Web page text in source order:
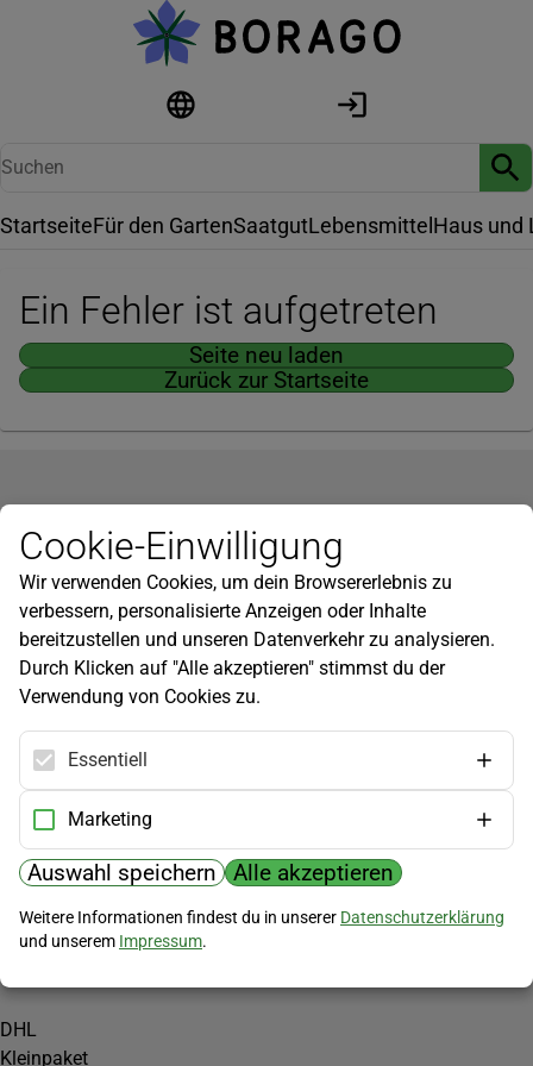
StartseiteFür den GartenSaatgutLebensmittel Haus und
Ein Fehler ist aufgetreten
Seite neu laden
Zurück zur Startseite
Newsletter
Infos zu neuen Produkten, Gartentipps und mehr findest du in
unserem Newsletter!
Jetzt anmelden
Hilfe
Kundenservice
Widerrufsbelehrung
Versandkosten
Zahlungsmöglichkeiten
PayPal
Vorkasse
Versand
DHL
Kleinpaket
Cookie-Einwilligung
Wir verwenden Cookies, um dein Browsererlebnis zu
verbessern, personalisierte Anzeigen oder Inhalte
bereitzustellen und unseren Datenverkehr zu analysieren.
Durch Klicken auf "Alle akzeptieren" stimmst du der
Verwendung von Cookies zu.
Essentiell
Marketing
Auswahl speichern Alle akzeptieren
Weitere Informationen findest du in unserer Datenschutzerklärung
und unserem Impressum.